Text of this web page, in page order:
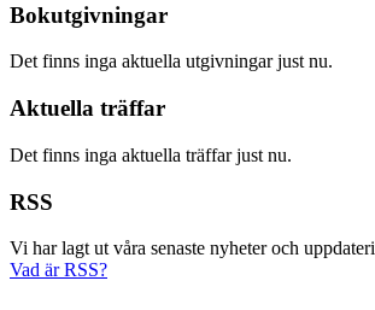
Bokutgivningar
Det finns inga aktuella utgivningar just nu.
Aktuella träffar
Det finns inga aktuella träffar just nu.
RSS
Vi har lagt ut våra senaste nyheter och
Vad är RSS?